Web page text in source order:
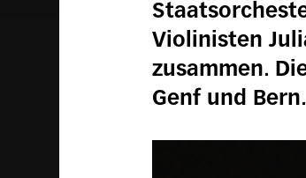
Violinisten
zusammen.
Genf und Bern.